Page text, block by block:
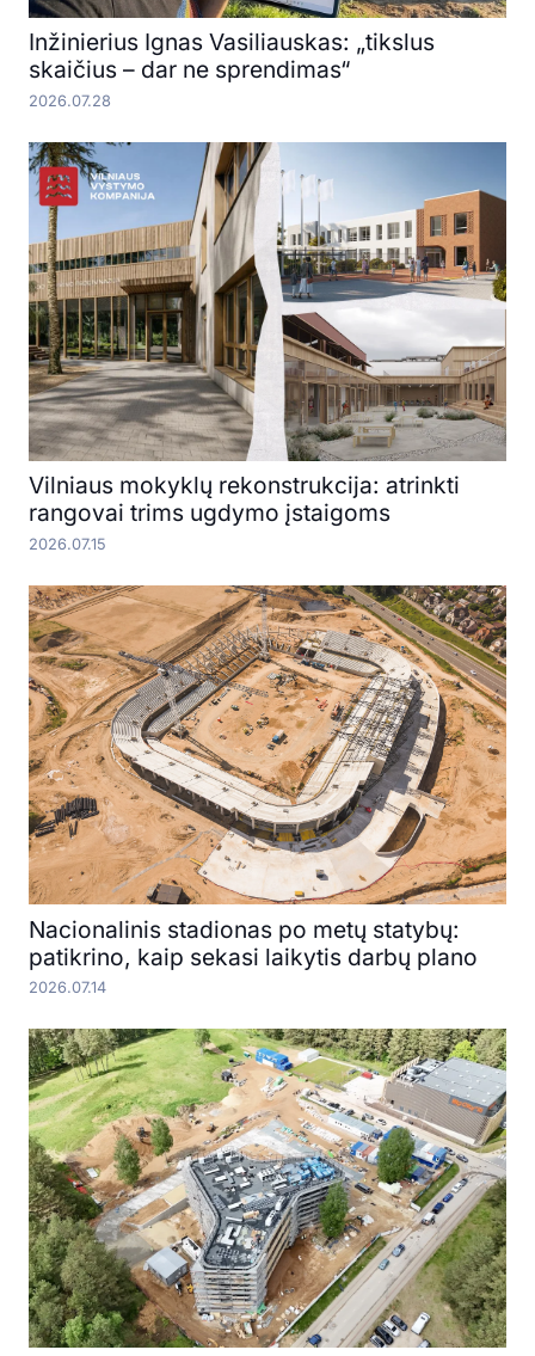
Inžinierius Ignas Vasiliauskas: „tikslus
skaičius – dar ne sprendimas“
2026.07.28
Vilniaus mokyklų rekonstrukcija: atrinkti
rangovai trims ugdymo įstaigoms
2026.07.15
Nacionalinis stadionas po metų statybų:
patikrino, kaip sekasi laikytis darbų plano
2026.07.14